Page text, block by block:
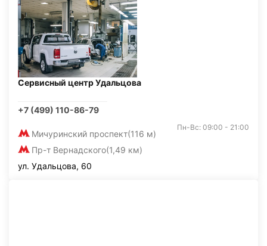
Сервисный центр Удальцова
+7 (499) 110-86-79
Мичуринский проспект(116 м)
Пр-т Вернадского(1,49 км)
Пн-Вс: 09:00 - 21:00
ул. Удальцова, 60